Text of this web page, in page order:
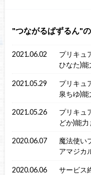
つながるぱずるん
2021.06.02
プリキュ
ひなた)能
2021.05.29
プリキュ
泉ちゆ)
2021.05.26
プリキュ
どか)能力
2020.06.07
魔法使い
アマジカ
2020.06.06
サービス